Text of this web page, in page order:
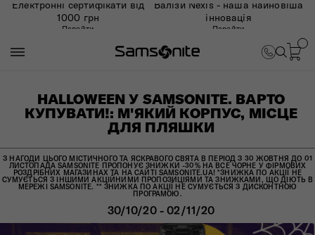
Електронні сертифікати від
1000 грн
Перейти
Валізи Nexis - наша найновіша
інновація
Перейти
HALLOWEEN У SAMSONITE. ВАРТО
КУПУВАТИ!: М'ЯКИЙ КОРПУС, МІСЦЕ
ДЛЯ ПЛЯШКИ
З НАГОДИ ЦЬОГО МІСТИЧНОГО ТА ЯСКРАВОГО СВЯТА В ПЕРІОД З 30 ЖОВТНЯ ДО 01
ЛИСТОПАДА SAMSONITE ПРОПОНУЄ ЗНИЖКИ -30% НА ВСЕ ЧОРНЕ У ФІРМОВИХ
РОЗДРІБНИХ МАГАЗИНАХ ТА НА САЙТІ SAMSONITE.UA! *ЗНИЖКА ПО АКЦІЇ НЕ
СУМУЄТЬСЯ З ІНШИМИ АКЦІЙНИМИ ПРОПОЗИЦІЯМИ ТА ЗНИЖКАМИ, ЩО ДІЮТЬ В
МЕРЕЖІ SAMSONITE. ** ЗНИЖКА ПО АКЦІЇ НЕ СУМУЄТЬСЯ З ДИСКОНТНОЮ
ПРОГРАМОЮ.
30/10/20 - 02/11/20